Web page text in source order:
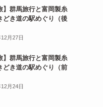
】群馬旅行と富岡製糸
どき道の駅めぐり（後
月27日
】群馬旅行と富岡製糸
どき道の駅めぐり（前
月24日